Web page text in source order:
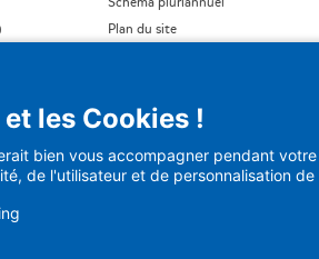
Plan du site
les Cookies !
bien vous accompagner pendant
de l'utilisateur et de personnalisation